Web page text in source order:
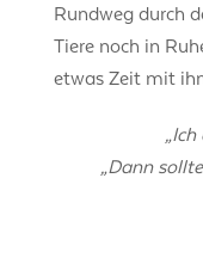
Rundweg durch
Tiere noch in
etwas Zeit mit
„Ich
„Dann